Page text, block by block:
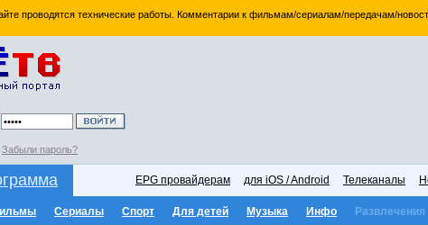
проводятся технические работы. Комментарии к фильмам/сериалам/передачам/
Забыли пароль?
EPG провайдерам для iOS / Android Телеканалы
Сериалы Спорт Для детей Музыка Инфо Развлечения